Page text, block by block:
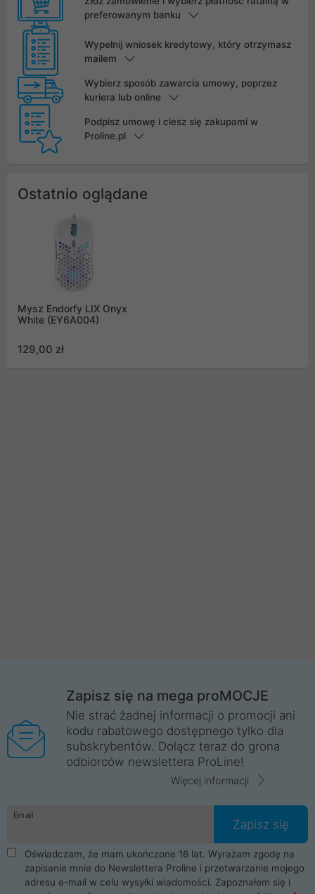
preferowanym banku
Wypełnij wniosek kredytowy, który otrzymasz
mailem
Wybierz sposób zawarcia umowy, poprzez
kuriera lub online
Podpisz umowę i ciesz się zakupami w
Proline.pl
Ostatnio oglądane
Mysz Endorfy LIX Onyx
White (EY6A004)
129,00 zł
Zapisz się na mega proMOCJE
Nie strać żadnej informacji o promocji ani
kodu rabatowego dostępnego tylko dla
subskrybentów. Dołącz teraz do grona
odbiorców newslettera ProLine!
Więcej informacji
Email
Zapisz się
Oświadczam, że mam ukończone 16 lat. Wyrażam zgodę na
zapisanie mnie do Newslettera Proline i przetwarzanie mojego
adresu e-mail w celu wysyłki wiadomości. Zapoznałem się i